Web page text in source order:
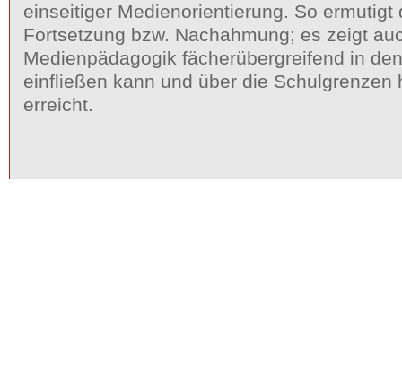
einseitiger Medienorientierung. So ermutigt
Fortsetzung bzw. Nachahmung; es zeigt
Medienpädagogik fächerübergreifend in
einfließen kann und über die Schulgrenzen
erreicht.